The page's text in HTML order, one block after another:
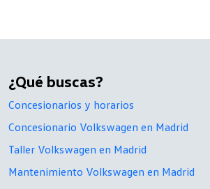
¿Qué buscas?
Concesionarios y horarios
Concesionario Volkswagen en Madrid
Taller Volkswagen en Madrid
Mantenimiento Volkswagen en Madrid